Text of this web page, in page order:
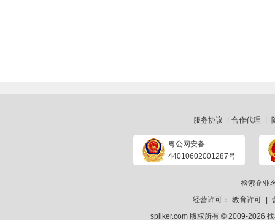
服务协议 合作代理
粤公网安备
44010602001287号
检索企业
经营许可：
教育许可
spiiker.com 版权所有 © 2009-2026